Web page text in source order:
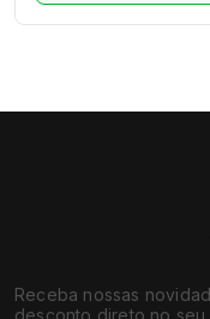
Receba nossas